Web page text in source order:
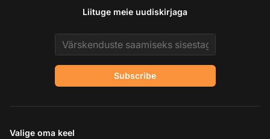
Liituge meie uudiskirjaga
Email address
Subscribe
Valige oma keel